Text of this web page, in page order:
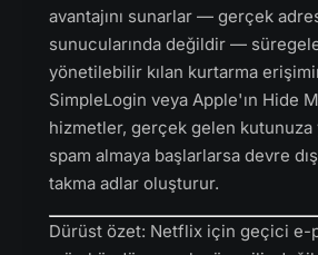
avantajını sunarlar — gerçek
sunucularında değildir —
yönetilebilir kılan kurtarma
SimpleLogin veya Apple'ın Hide
hizmetler, gerçek gelen
spam almaya başlarlarsa devre
takma adlar oluşturur.
Dürüst özet: Netflix için geçici e-